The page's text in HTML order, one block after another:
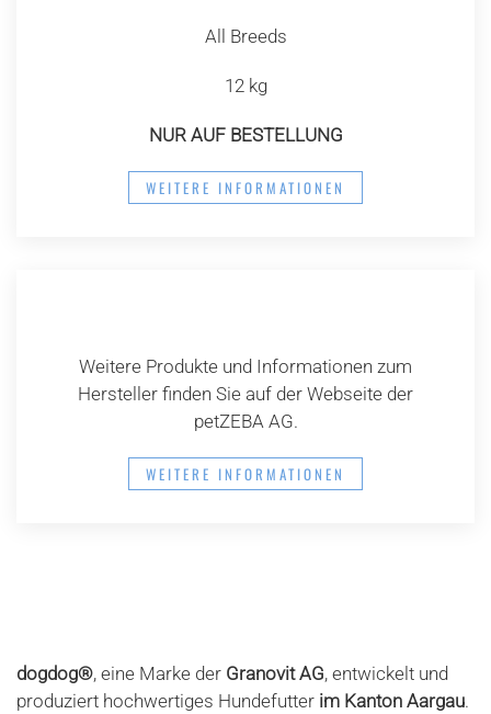
All Breeds
12 kg
NUR AUF BESTELLUNG
WEITERE INFORMATIONEN
Weitere Produkte und Informationen zum
Hersteller finden Sie auf der Webseite der
petZEBA AG.
WEITERE INFORMATIONEN
dogdog®, eine Marke der Granovit AG, entwickelt und
produziert hochwertiges Hundefutter im Kanton Aargau.